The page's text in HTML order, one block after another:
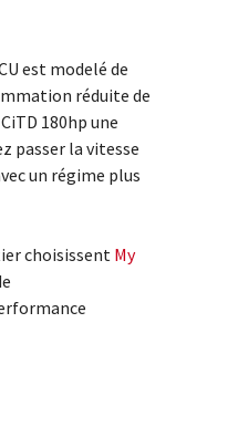
est modelé de
réduite de
180hp une
passer la vitesse
un régime plus
choisissent My